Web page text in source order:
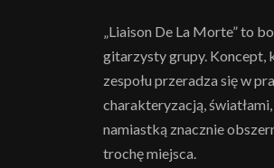
„Liaison De La Morte” to
gitarzysty grupy. Koncept,
zespołu przeradza się w
charakteryzacją,
namiastką znacznie
trochę miejsca.